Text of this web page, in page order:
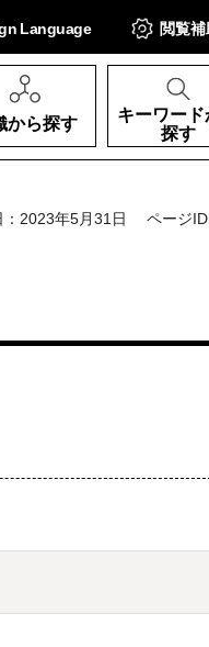
Language 閲覧
から探す
キーワード
探す
：2023年5月31日 ページ